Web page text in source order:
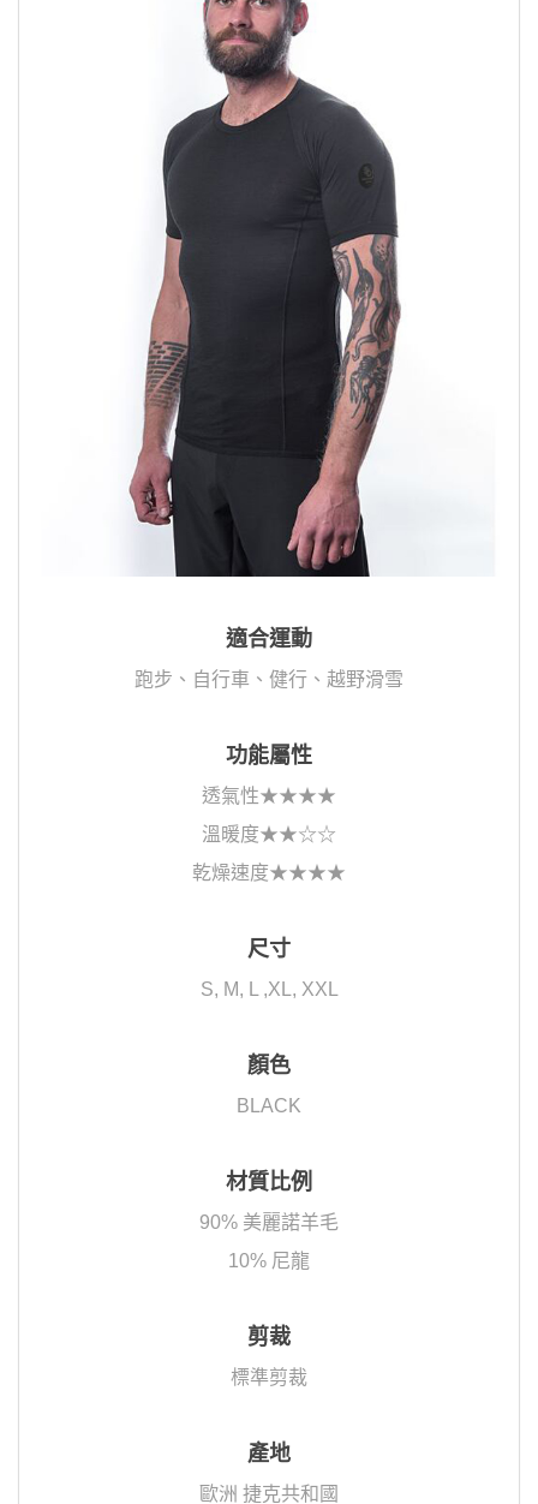
適合運動
跑步、自行車、健行、越野滑雪
功能屬性
透氣性★★★★
溫暖度★★☆☆
乾燥速度★★★★
尺寸
S, M, L ,XL, XXL
顏色
BLACK
材質比例
90% 美麗諾羊毛
10% 尼龍
剪裁
標準剪裁
產地
歐洲 捷克共和國